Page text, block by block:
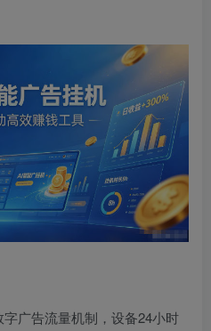
广告流量机制，设备24小时